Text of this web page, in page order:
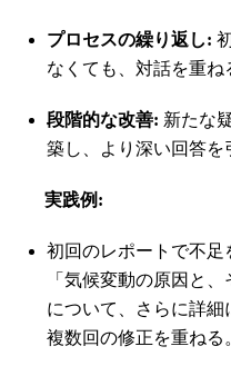
プロセスの繰り返し:
なくても、対話を重ね
段階的な改善: 新たな
築し、より深い回答を
実践例 :
初回のレポートで不足
「気候変動の原因と
について、さらに詳細
複数回の修正を重ねる